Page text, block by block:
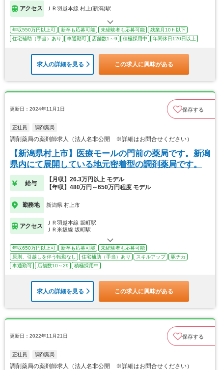
アクセス ＪＲ羽越本線 村上(新潟)駅
年収550万円以上可 新卒も応募可能 未経験者も応募可能
残業月10ｈ以下
住宅補助（手当）あり
車通勤可 店舗数1～9 積極採用中 年間休日120日以上
求人の詳細を見る この求人に興味がある
更新日：2024年11月1日 保存する
正社員 調剤薬局
調剤薬局の薬剤師求人（法人名非公開 ※詳細はお問合せください）
【新潟県村上市】医療モールの門前の薬局です。新潟
県内にて展開している地元密着型の調剤薬局です。
給与
【月収】26.3万円以上 モデル
【年収】480万円～650万円程度 モデル
勤務地 新潟県 村上市
アクセス
ＪＲ羽越本線 坂町駅
ＪＲ米坂線 坂町駅
年収650万円以上可 新卒も応募可能
未経験者も応募可能
原則、引越しを伴う転勤なし
住宅補助（手当）あり スキルアップ
駅チカ
車通勤可
店舗数10～29 積極採用中
求人の詳細を見る この求人に興味がある
更新日：2022年11月21日 保存する
正社員 調剤薬局
調剤薬局の薬剤師求人（法人名非公開 ※詳細はお問合せください）